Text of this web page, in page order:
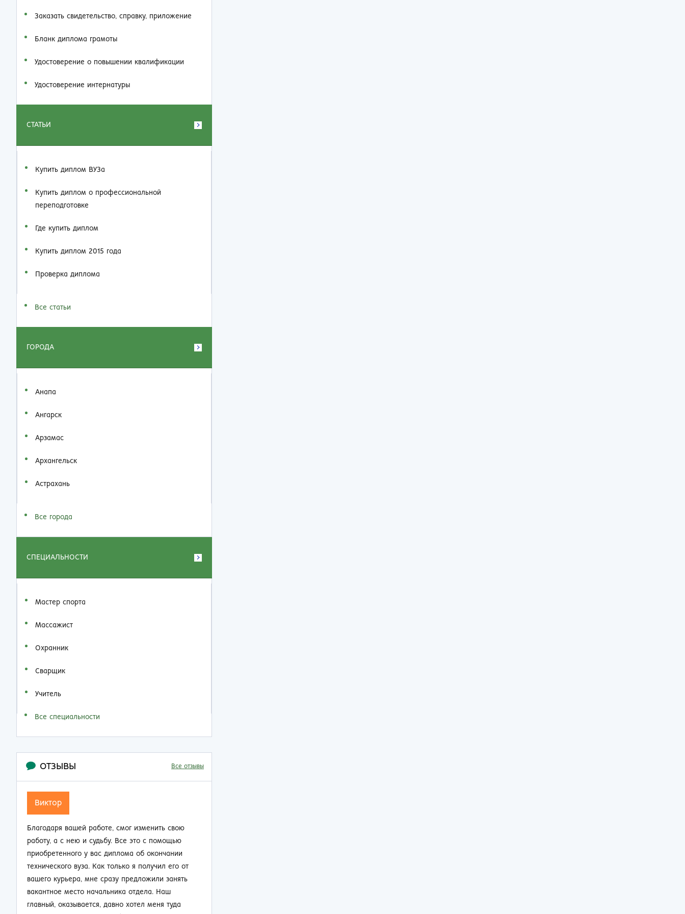
Заказать cвидетельство, справку, приложение
Бланк диплома грамоты
Удостоверение о повышении квалификации
Удостоверение интернатуры
СТАТЬИ
Купить диплом ВУЗа
Купить диплом о профессиональной
переподготовке
Где купить диплом
Купить диплом 2015 года
Проверка диплома
Все статьи
ГОРОДА
Анапа
Ангарск
Арзамас
Архангельск
Астрахань
Все города
СПЕЦИАЛЬНОСТИ
Мастер спорта
Массажист
Охранник
Сварщик
Учитель
Все специальности
ОТЗЫВЫ Все отзывы
Семен Семенович
Не думал, что по прошествии 20 лет работы на
производстве так резко смогу изменить свою
жизнь. Приобрел диплом об окончании заочно
техникума и теперь стал мастером смены.
Зарплата выросла почти в 2 раза, ребята на
работе смотрят на меня другими глазами. Жена
не нарадуется таким приятным переменам.